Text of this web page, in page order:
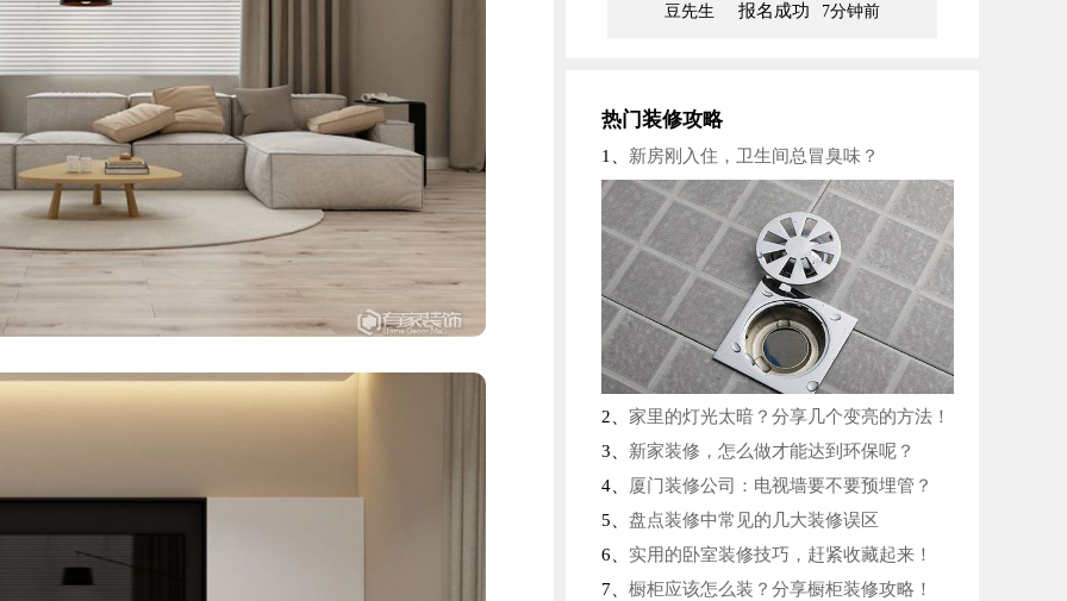
席先生 报名成功 15分钟前
班先生 报名成功 39分钟前
李女士 报名成功 40分钟前
张先生 报名成功 46分钟前
热门装修攻略
1、 新房刚入住，卫生间总冒臭味？
2、 家里的灯光太暗？分享几个变亮的方法！
3、 新家装修，怎么做才能达到环保呢？
4、
厦门装修公司：电视墙要不要预埋管？
5、 盘点装修中常见的几大装修误区
6、 实用的卧室装修技巧，赶紧收藏起来！
7、 橱柜应该怎么装？分享橱柜装修攻略！